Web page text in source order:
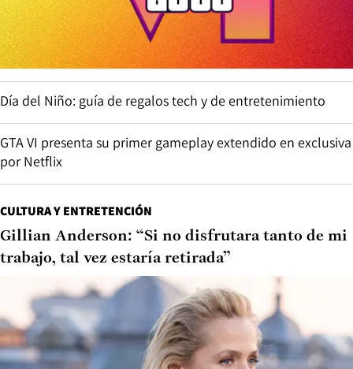
Día del Niño: guía de regalos tech y de entretenimiento
GTA VI presenta su primer gameplay extendido en exclusiva
por Netflix
CULTURA Y ENTRETENCIÓN
Gillian Anderson: “Si no disfrutara tanto de mi
trabajo, tal vez estaría retirada”